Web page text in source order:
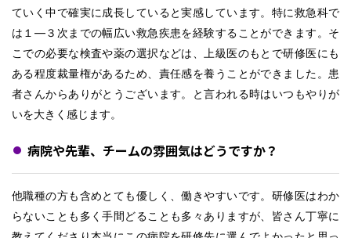
ていく中で確実に成長していると実感しています。特に救急科で
は１―３次までの幅広い救急疾患を経験することができます。そ
こでの必要な検査や薬の選択などは、上級医のもとで研修医にも
ある程度裁量権があるため、責任感を養うことができました。患
者さんからありがとうございます。と言われる時はいつもやりが
いを大きく感じます。
病院や先輩、チームの雰囲気はどうですか？
他職種の方も含めとても優しく、働きやすいです。研修医はわか
らないことも多く手間どることも多々ありますが、皆さん丁寧に